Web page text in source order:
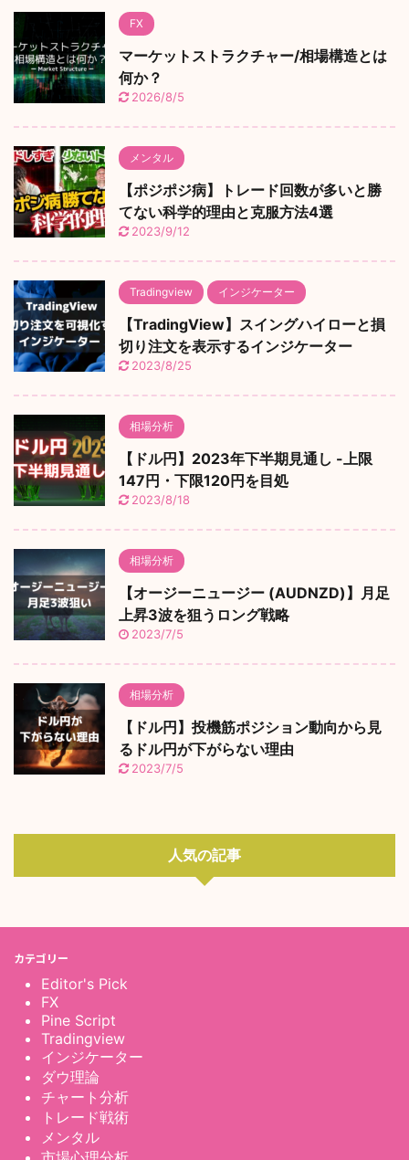
FX
マーケットストラクチャー/相場構造とは
何か？
2026/8/5
メンタル
【ポジポジ病】トレード回数が多いと勝
てない科学的理由と克服方法4選
2023/9/12
Tradingview インジケーター
【TradingView】スイングハイローと損
切り注文を表示するインジケーター
2023/8/25
相場分析
【ドル円】2023年下半期見通し -上限
147円・下限120円を目処
2023/8/18
相場分析
【オージーニュージー (AUDNZD)】月足
上昇3波を狙うロング戦略
2023/7/5
相場分析
【ドル円】投機筋ポジション動向から見
るドル円が下がらない理由
2023/7/5
人気の記事
カテゴリー
Editor's Pick
FX
Pine Script
Tradingview
インジケーター
ダウ理論
チャート分析
トレード戦術
メンタル